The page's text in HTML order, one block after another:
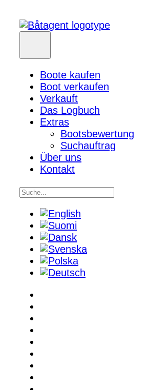
Boote kaufen
Boot verkaufen
Verkauft
Das Logbuch
Extras
Bootsbewertung
Suchauftrag
Über uns
Kontakt